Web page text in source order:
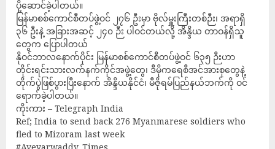
ပို့ဆောင်ခဲ့ပါတယ်။
မြန်မာစစ်ကောင်စီတပ်ဖွဲ့ဝင် ၂၇၆ ဦးမှာ ဗိုလ်မှူးကြီးတစ်ဉီး၊ အရာရှိ
၃၆ ဦးနဲ့ အခြားအဆင့် ၂၄၀ ဉီး ပါဝင်တယ်လို့ အိန္ဒိယ တာဝန်ရှိသူ
တွေက ပြောပါတယ်
နိုဝင်ဘာလနောက်ပိုင်း မြန်မာစစ်ကောင်စီတပ်ဖွဲ့ဝင် ၆၃၅ ဉီးဟာ
တိုင်းရင်းသားလက်နက်ကိုင်အဖွဲ့တွေ၊ ဒီမိုကရေစီအင်အားစုတွေနဲ့
တိုက်ပွဲဖြစ်ပွားပြီးနောက် အိန္ဒိယနိုင်ငံ၊ မီဇိုရမ်ပြည်နယ်ဘက်ကို ဝင်
ရောက်ခဲ့ပါတယ်။
ကိုးကား – Telegraph India
Ref; India to send back 276 Myanmarese soldiers who
fled to Mizoram last week